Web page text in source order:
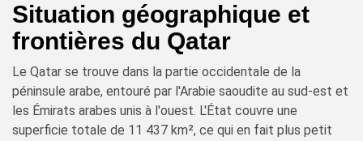
Situation géographique et
frontières du Qatar
Le Qatar se trouve dans la partie occidentale de la
péninsule arabe, entouré par l'Arabie saoudite au sud-est et
les Émirats arabes unis à l'ouest. L'État couvre une
superficie totale de 11 437 km², ce qui en fait plus petit